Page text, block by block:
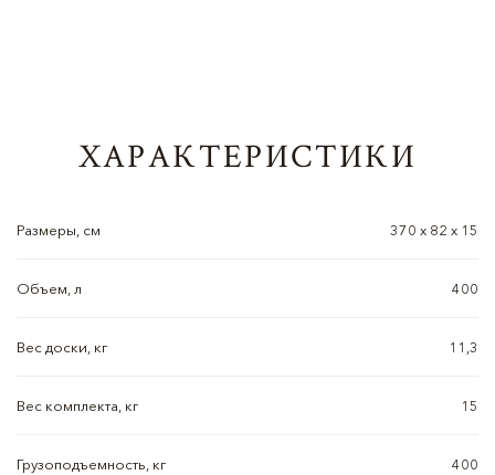
ХАРАКТЕРИСТИКИ
Размеры, см 370 х 82 х 15
Объем, л 400
Вес доски, кг 11,3
Вес комплекта, кг 15
Грузоподъемность, кг 400